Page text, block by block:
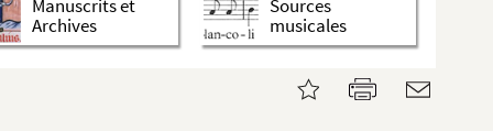
Manuscrits et
Archives
Sources
musicales